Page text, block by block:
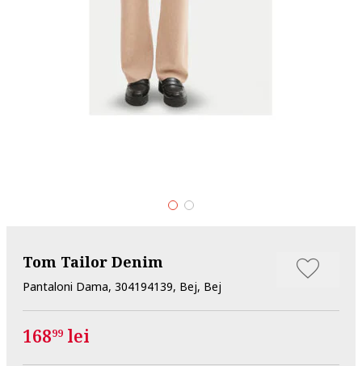
Tom Tailor Denim
Pantaloni Dama, 304194139, Bej, Bej
16899 lei